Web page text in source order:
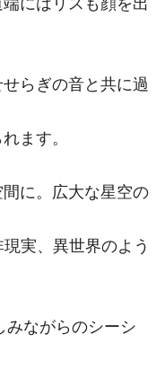
らぎの音と共に過
ます。
に。広大な星空の
実、異世界のよう
みながらのシーシ